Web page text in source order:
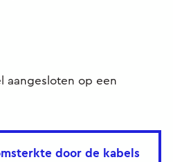
aangesloten op een
door de kabels